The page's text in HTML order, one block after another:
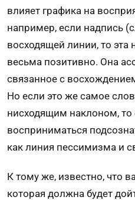
влияет графика на
например, если надпись
восходящей линии, то эта
весьма позитивно. Она
связанное с
Но если это же самое
нисходящим наклоном, то
восприниматься
как линия пессимизма и
К тому же, известно, что
которая должна будет